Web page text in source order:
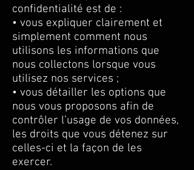
confidentialité est de :
• vous expliquer clairement et
simplement comment nous
utilisons les informations que
nous collectons lorsque vous
utilisez nos services ;
• vous détailler les options que
nous vous proposons afin de
contrôler l’usage de vos données,
les droits que vous détenez sur
celles-ci et la façon de les
exercer.